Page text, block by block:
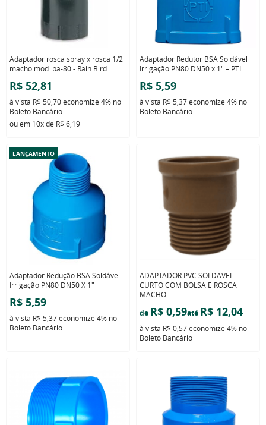
Adaptador rosca spray x rosca 1/2
macho mod. pa-80 - Rain Bird
R$ 52,81
à vista R$ 50,70economize 4% no
Boleto Bancário
ou em 10xde R$ 6,19
Adaptador Redutor BSA Soldável
Irrigação PN80 DN50 x 1" – PTI
R$ 5,59
à vista R$ 5,37economize 4% no
Boleto Bancário
LANÇAMENTO
Adaptador Redução BSA Soldável
Irrigação PN80 DN50 X 1"
R$ 5,59
à vista R$ 5,37economize 4% no
Boleto Bancário
ADAPTADOR PVC SOLDAVEL
CURTO COM BOLSA E ROSCA
MACHO
de R$ 0,59até R$ 12,04
à vista R$ 0,57economize 4% no
Boleto Bancário